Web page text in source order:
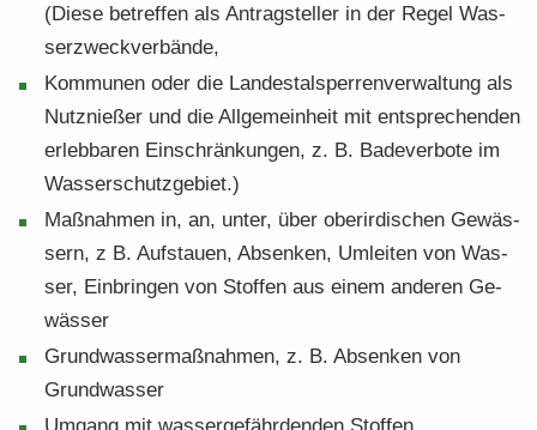
(Diese be­tref­fen als An­trag­stel­ler in der Regel Was­
ser­zweck­ver­bän­de,
Kom­mu­nen oder die Lan­des­tal­sper­ren­ver­wal­tung als
Nutz­nie­ßer und die All­ge­mein­heit mit ent­spre­chen­den
er­leb­ba­ren Ein­schrän­kun­gen, z. B. Ba­de­ver­bo­te im
Was­ser­schutz­ge­biet.)
Maß­nah­men in, an, unter, über ober­ir­di­schen Ge­wäs­
sern, z B. Auf­stau­en, Ab­sen­ken, Um­lei­ten von Was­
ser, Ein­brin­gen von Stof­fen aus einem an­de­ren Ge­
wäs­ser
Grund­was­ser­maß­nah­men, z. B. Ab­sen­ken von
Grund­was­ser